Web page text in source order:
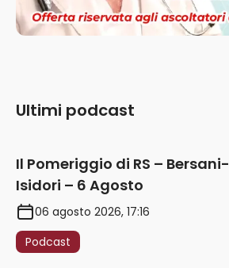
Ultimi podcast
Il Pomeriggio di RS – Bersani-
Isidori – 6 Agosto
06 agosto 2026, 17:16
Podcast